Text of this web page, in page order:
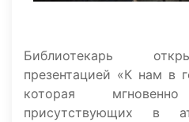
Библиотекарь
презентацией «К нам в
которая
присутствующих в